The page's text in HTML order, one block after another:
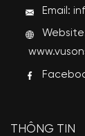
Email:
THÔNG TIN